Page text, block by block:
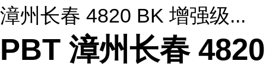
漳州长春 4820 BK 增强级...
PBT 漳州长春 4820